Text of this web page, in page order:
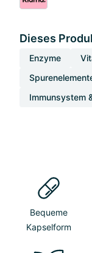
Dieses
Enzyme
Immunsystem
Bequeme
Kapselform